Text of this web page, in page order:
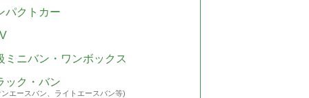
パクトカー
ミニバン・ワンボックス
ック・バン
エースバン、ライトエースバン等)